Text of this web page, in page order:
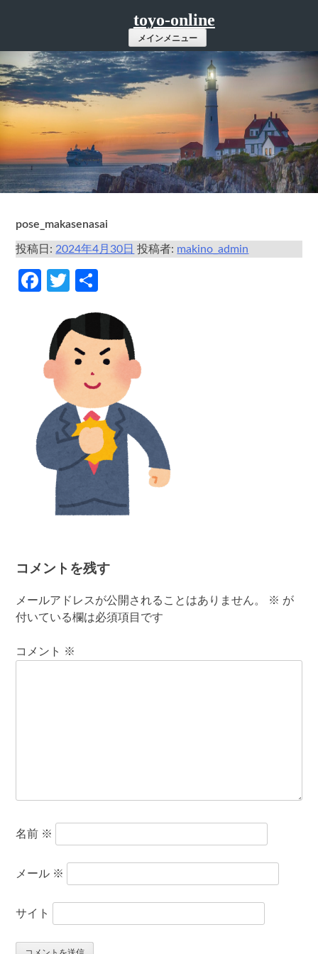
ツ
へ
ス
キ
ッ
プ
toyo-online
メインメニュー
pose_makasenasai
投稿日: 2024年4月30日 投稿者: makino_admin
Facebook
Twitter
コメントを残す
メールアドレスが公開されることはありません。 ※ が
付いている欄は必須項目です
コメント ※
名前 ※
メール ※
サイト